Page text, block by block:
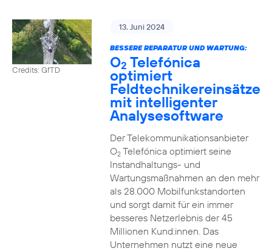
Credits: GfTD
13. Juni 2024
BESSERE REPARATUR UND WARTUNG:
O2 Telefónica
optimiert
Feldtechnikereinsätze
mit intelligenter
Analysesoftware
Der Telekommunikationsanbieter
O2Telefónica optimiert seine
Instandhaltungs- und
Wartungsmaßnahmen an den mehr
als 28.000 Mobilfunkstandorten
und sorgt damit für ein immer
besseres Netzerlebnis der 45
Millionen Kund:innen. Das
Unternehmen nutzt eine neue